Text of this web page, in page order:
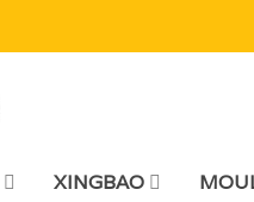
XINGBAO